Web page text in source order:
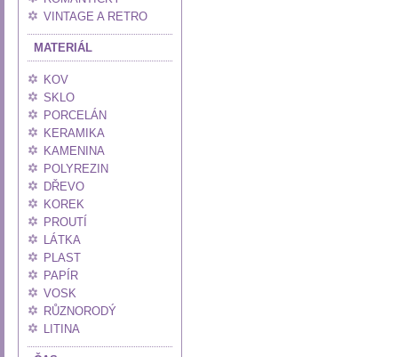
VINTAGE A RETRO
MATERIÁL
KOV
SKLO
PORCELÁN
KERAMIKA
KAMENINA
POLYREZIN
DŘEVO
KOREK
PROUTÍ
LÁTKA
PLAST
PAPÍR
VOSK
RŮZNORODÝ
LITINA